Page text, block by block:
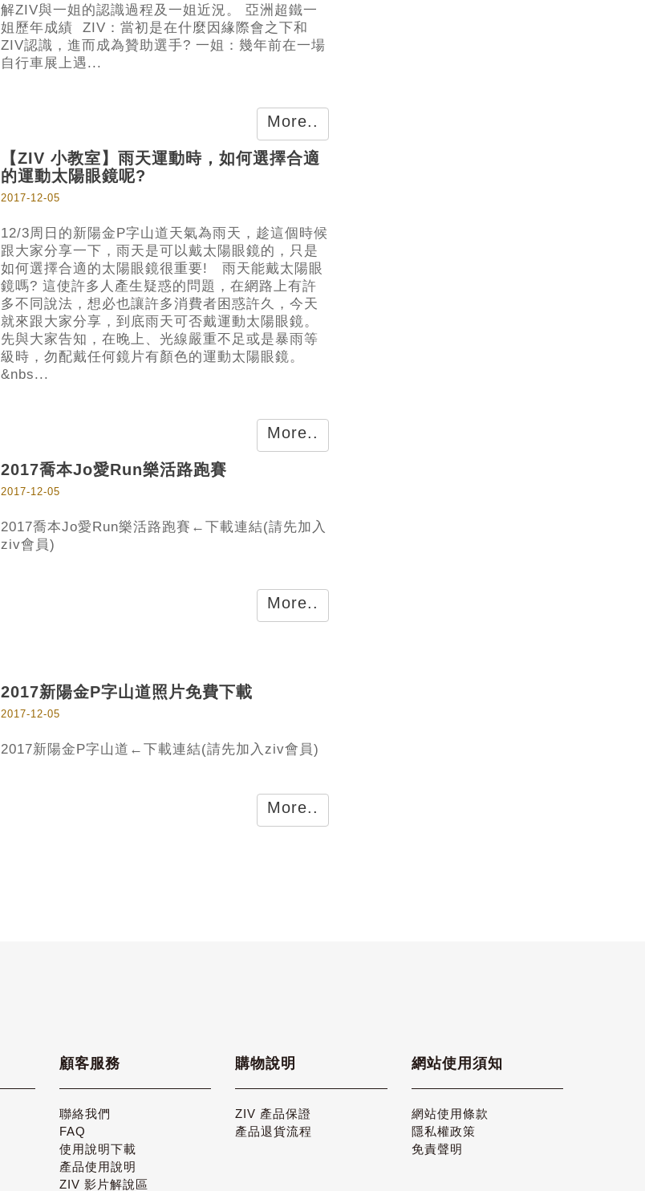
解ZIV與一姐的認識過程及一姐近況。 亞洲超鐵一
姐歷年成績 ZIV：當初是在什麼因緣際會之下和
ZIV認識，進而成為贊助選手? 一姐：幾年前在一場
自行車展上遇...
More..
【ZIV 小教室】雨天運動時，如何選擇合適
的運動太陽眼鏡呢?
2017-12-05
12/3周日的新陽金P字山道天氣為雨天，趁這個時候
跟大家分享一下，雨天是可以戴太陽眼鏡的，只是
如何選擇合適的太陽眼鏡很重要! 雨天能戴太陽眼
鏡嗎? 這使許多人產生疑惑的問題，在網路上有許
多不同說法，想必也讓許多消費者困惑許久，今天
就來跟大家分享，到底雨天可否戴運動太陽眼鏡。
先與大家告知，在晚上、光線嚴重不足或是暴雨等
級時，勿配戴任何鏡片有顏色的運動太陽眼鏡。
&nbs...
More..
2017喬本Jo愛Run樂活路跑賽
2017-12-05
2017喬本Jo愛Run樂活路跑賽←下載連結(請先加入
ziv會員)
More..
2017新陽金P字山道照片免費下載
2017-12-05
2017新陽金P字山道←下載連結(請先加入ziv會員)
More..
顧客服務
聯絡我們
FAQ
使用說明下載
產品使用說明
ZIV 影片解說區
購物說明
ZIV 產品保證
產品退貨流程
網站使用須知
網站使用條款
隱私權政策
免責聲明